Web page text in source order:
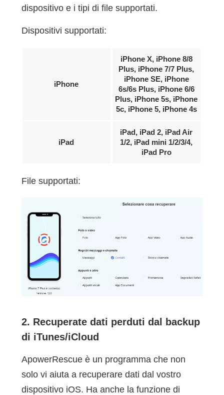
dispositivo e i tipi di file supportati.
Dispositivi supportati:
iPhone
iPhone X, iPhone 8/8
Plus, iPhone 7/7 Plus,
iPhone SE, iPhone
6s/6s Plus, iPhone 6/6
Plus, iPhone 5s, iPhone
5c, iPhone 5, iPhone 4s
iPad
iPad, iPad 2, iPad Air
1/2, iPad mini 1/2/3/4,
iPad Pro
File supportati:
2. Recuperate dati perduti dal backup
di iTunes/iCloud
ApowerRescue è un programma che non
solo vi aiuta a recuperare dati dal vostro
dispositivo iOS. Ha anche la funzione di